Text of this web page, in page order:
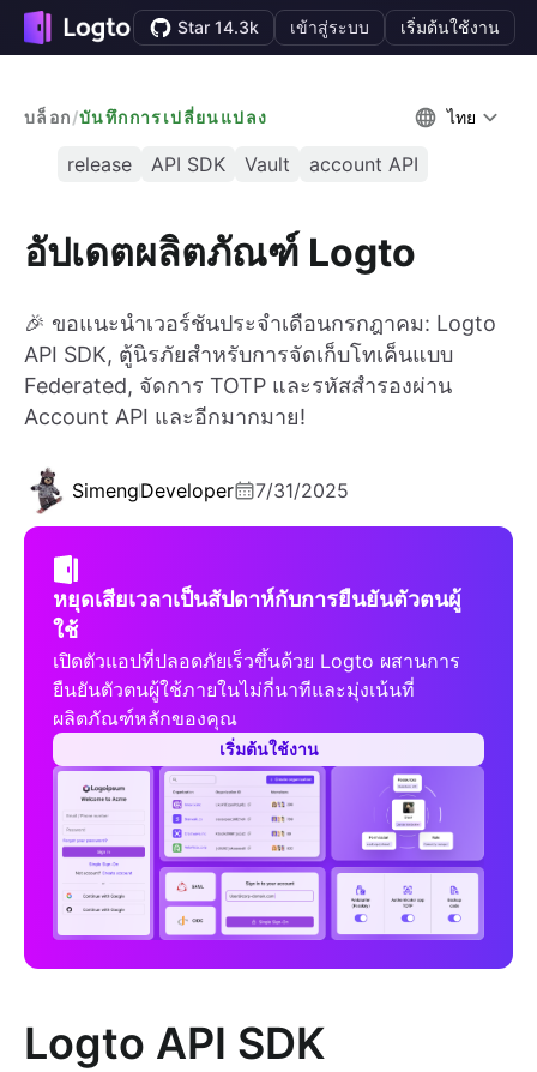
Star 14.3k เข้าสู่ระบบ เริ่มต้นใช้งาน
บล็อก/บันทึกการเปลี่ยนแปลง ไทย
release API SDK Vault account API
อัปเดตผลิตภัณฑ์ Logto
🎉 ขอแนะนำเวอร์ชันประจำเดือนกรกฎาคม: Logto
API SDK, ตู้นิรภัยสำหรับการจัดเก็บโทเค็นแบบ
Federated, จัดการ TOTP และรหัสสำรองผ่าน
Account API และอีกมากมาย!
SimengDeveloper 7/31/2025
หยุดเสียเวลาเป็นสัปดาห์กับการยืนยันตัวตนผู้
ใช้
เปิดตัวแอปที่ปลอดภัยเร็วขึ้นด้วย Logto ผสานการ
ยืนยันตัวตนผู้ใช้ภายในไม่กี่นาทีและมุ่งเน้นที่
ผลิตภัณฑ์หลักของคุณ
เริ่มต้นใช้งาน
Logto API SDK